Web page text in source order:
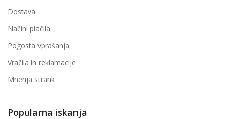
Dostava
Načini plačila
Pogosta vprašanja
Vračila in reklamacije
Mnenja strank
Popularna iskanja